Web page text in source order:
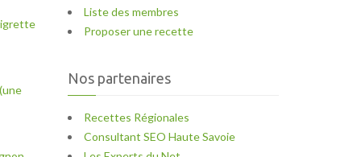
Liste des membres
Proposer une recette
Nos partenaires
Recettes Régionales
Consultant SEO Haute Savoie